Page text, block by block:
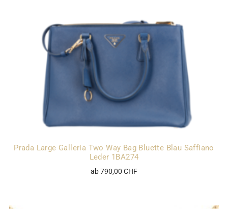
Prada Large Galleria Two Way Bag Bluette Blau Saffiano
Leder 1BA274
ab 790,00 CHF